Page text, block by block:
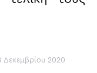
Δεκεμβρίου 2020